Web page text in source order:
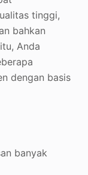
tinggi,
bahkan
Anda
dengan basis
banyak